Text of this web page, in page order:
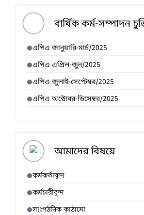
বার্ষিক কর্ম-সম্পাদন
এপিএ জানুয়ারি-মার্চ/2025
এপিএ এপ্রিল-জুন/2025
এপিএ জুলাই-সেপ্টেম্বর/2025
এপিএ অক্টোবর-ডিসেম্বর/2025
আমাদের বিষয়ে
কর্মকর্তাবৃন্দ
কর্মচারীবৃন্দ
সাংগঠনিক কাঠামো